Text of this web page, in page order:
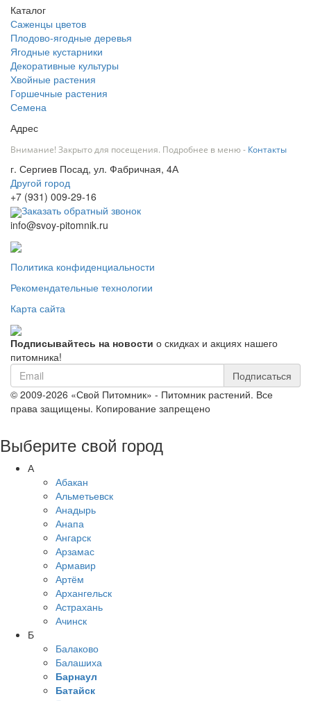
Каталог
Саженцы цветов
Плодово-ягодные деревья
Ягодные кустарники
Декоративные культуры
Хвойные растения
Горшечные растения
Семена
Адрес
Внимание! Закрыто для посещения. Подробнее в меню - Контакты
г. Сергиев Посад, ул. Фабричная, 4А
Другой город
+7 (931) 009-29-16
Заказать обратный звонок
info@svoy-pitomnik.ru
Политика конфиденциальности
Рекомендательные технологии
Карта сайта
Подписывайтесь на новости о скидках и акциях нашего
питомника!
Подписаться
© 2009-2026 «Свой Питомник» - Питомник растений. Все
права защищены. Копирование запрещено
Выберите свой город
А
Абакан
Альметьевск
Анадырь
Анапа
Ангарск
Арзамас
Армавир
Артём
Архангельск
Астрахань
Ачинск
Б
Балаково
Балашиха
Барнаул
Батайск